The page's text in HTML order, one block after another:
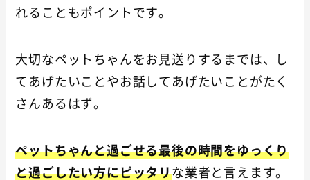
れることもポイントです。
大切なペットちゃんをお見送りするまでは、し
てあげたいことやお話してあげたいことがたく
さんあるはず。
ペットちゃんと過ごせる最後の時間をゆっくり
と過ごしたい方にピッタリな業者と言えます。